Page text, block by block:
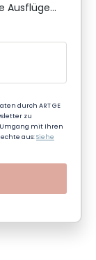
Ausflüge...
durch ART GE
zu
mit Ihren
aus:Siehe